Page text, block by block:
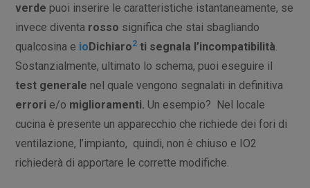
verde puoi inserire le caratteristiche istantaneamente, se
invece diventa rosso significa che stai sbagliando
qualcosina e ioDichiaro2 ti segnala l’incompatibilità.
Sostanzialmente, ultimato lo schema, puoi eseguire il
test generale nel quale vengono segnalati in definitiva
errori e/o miglioramenti. Un esempio? Nel locale
cucina è presente un apparecchio che richiede dei fori di
ventilazione, l’impianto, quindi, non è chiuso e IO2
richiederà di apportare le corrette modifiche.